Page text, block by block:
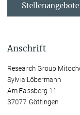
Stellenangebote
Anschrift
Research Group
Sylvia Löbermann
Am Fassberg 11
37077 Göttingen